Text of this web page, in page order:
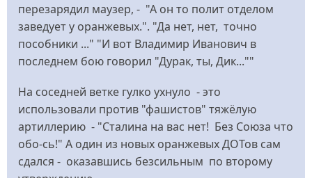
перезарядил маузер, - "А он то полит отделом
заведует у оранжевых.". "Да нет, нет, точно
пособники ..." "И вот Владимир Иванович в
последнем бою говорил "Дурак, ты, Дик...""
На соседней ветке гулко ухнуло - это
использовали против "фашистов" тяжёлую
артиллерию - "Сталина на вас нет! Без Союза что
обо-сь!" А один из новых оранжевых ДОТов сам
сдался - оказавшись безсильным по второму